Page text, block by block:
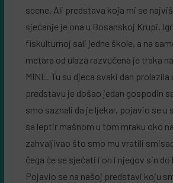
scene. Ali predstava koja mi se
sjećanje je ona u Bosanskoj Krupi.
fiskulturnoj sali jedne škole, a na
metara od ulaza razvučena je traka
MINE. Tu su djeca svaki dan prolazila
predstavu je došao jedan gospodin
smo saznali da je ljekar, pojavio se u
sa leptir mašnom u tom mraku oko
zahvaljivao što smo mu vratili
čega će se sjećati i on i njegov sin
Pojavio se na našoj predstavi koju